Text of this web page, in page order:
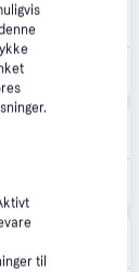
af 63 kr.
til